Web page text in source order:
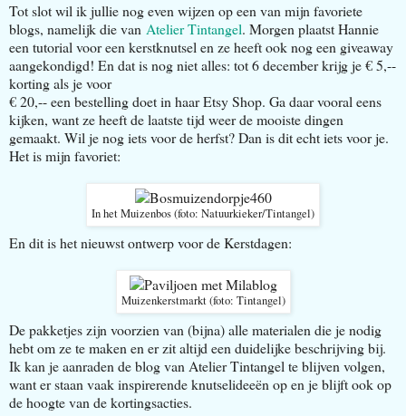
Tot slot wil ik jullie nog even wijzen op een van mijn favoriete
blogs, namelijk die van Atelier Tintangel. Morgen plaatst Hannie
een tutorial voor een kerstknutsel en ze heeft ook nog een giveaway
aangekondigd! En dat is nog niet alles: tot 6 december krijg je € 5,--
korting als je voor
€ 20,-- een bestelling doet in haar Etsy Shop. Ga daar vooral eens
kijken, want ze heeft de laatste tijd weer de mooiste dingen
gemaakt. Wil je nog iets voor de herfst? Dan is dit echt iets voor je.
Het is mijn favoriet:
In het Muizenbos (foto: Natuurkieker/Tintangel)
En dit is het nieuwst ontwerp voor de Kerstdagen:
Muizenkerstmarkt (foto: Tintangel)
De pakketjes zijn voorzien van (bijna) alle materialen die je nodig
hebt om ze te maken en er zit altijd een duidelijke beschrijving bij.
Ik kan je aanraden de blog van Atelier Tintangel te blijven volgen,
want er staan vaak inspirerende knutselideeën op en je blijft ook op
de hoogte van de kortingsacties.